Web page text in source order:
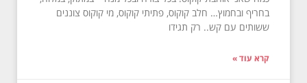
בחריף ובחמוץ… חלב קוקוס, פתיתי קוקוס, מי קוקוס צוננים
ששותים עם קש.. רק תגידו
קרא עוד »